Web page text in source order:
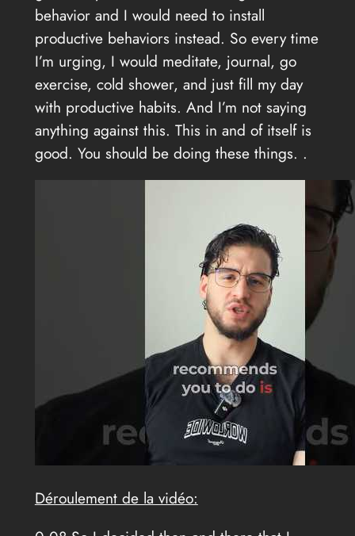
behavior and I would need to install
productive behaviors instead. So every time
I’m urging, I would meditate, journal, go
exercise, cold shower, and just fill my day
with productive habits. And I’m not saying
anything against this. This in and of itself is
good. You should be doing these things. .
Déroulement de la vidéo: